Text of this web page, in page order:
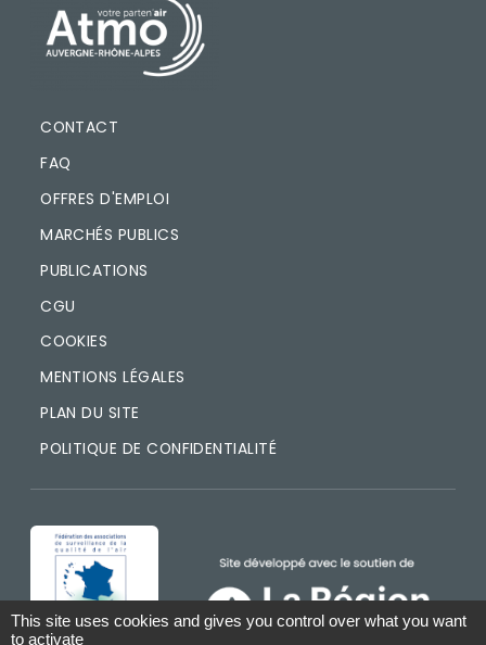
PIED DE PAGE
CONTACT
FAQ
OFFRES D'EMPLOI
MARCHÉS PUBLICS
PUBLICATIONS
CGU
COOKIES
MENTIONS LÉGALES
PLAN DU SITE
POLITIQUE DE CONFIDENTIALITÉ
IMAGE
This site uses cookies and gives you control over what you want
to activate